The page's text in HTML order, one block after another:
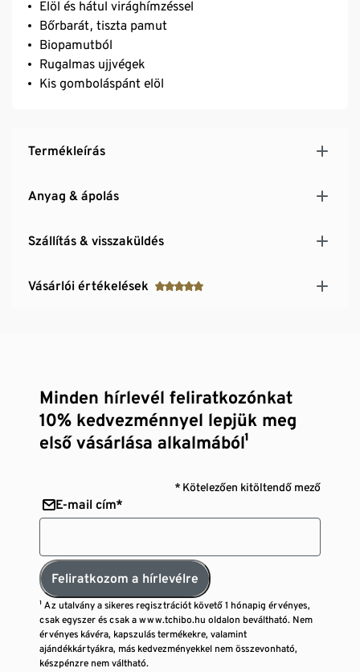
Elöl és hátul virághímzéssel
Bőrbarát, tiszta pamut
Biopamutból
Rugalmas ujjvégek
Kis gomboláspánt elöl
Termékleírás
Anyag & ápolás
Szállítás & visszaküldés
Vásárlói értékelések
Minden hírlevél feliratkozónkat
10% kedvezménnyel lepjük meg
első vásárlása alkalmából¹
* Kötelezően kitöltendő mező
E-mail cím*
Feliratkozom a hírlevélre
¹ Az utalvány a sikeres regisztrációt követő 1 hónapig érvényes,
csak egyszer és csak a www.tchibo.hu oldalon beváltható. Nem
érvényes kávéra, kapszulás termékekre, valamint
ajándékkártyákra, más kedvezményekkel nem összevonható,
készpénzre nem váltható.